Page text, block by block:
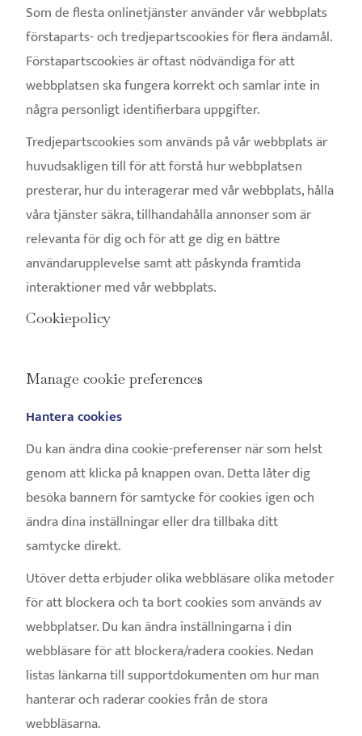
Som de flesta onlinetjänster använder vår webbplats
förstaparts- och tredjepartscookies för flera ändamål.
Förstapartscookies är oftast nödvändiga för att
webbplatsen ska fungera korrekt och samlar inte in
några personligt identifierbara uppgifter.
Tredjepartscookies som används på vår webbplats är
huvudsakligen till för att förstå hur webbplatsen
presterar, hur du interagerar med vår webbplats, hålla
våra tjänster säkra, tillhandahålla annonser som är
relevanta för dig och för att ge dig en bättre
användarupplevelse samt att påskynda framtida
interaktioner med vår webbplats.
Cookiepolicy
Manage cookie preferences
Hantera cookies
Du kan ändra dina cookie-preferenser när som helst
genom att klicka på knappen ovan. Detta låter dig
besöka bannern för samtycke för cookies igen och
ändra dina inställningar eller dra tillbaka ditt
samtycke direkt.
Utöver detta erbjuder olika webbläsare olika metoder
för att blockera och ta bort cookies som används av
webbplatser. Du kan ändra inställningarna i din
webbläsare för att blockera/radera cookies. Nedan
listas länkarna till supportdokumenten om hur man
hanterar och raderar cookies från de stora
webbläsarna.